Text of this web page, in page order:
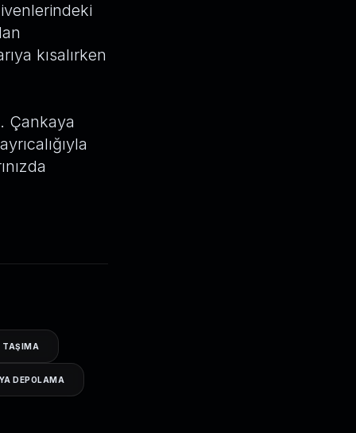
kısalırken
Çankaya
TAŞIMA
DEPOLAMA